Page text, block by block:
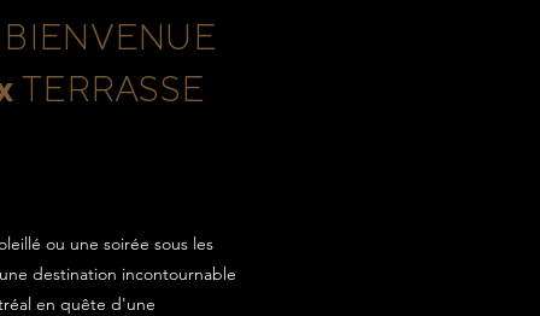
TERRASSE
ou une soirée sous les
destination incontournable
en quête d'une